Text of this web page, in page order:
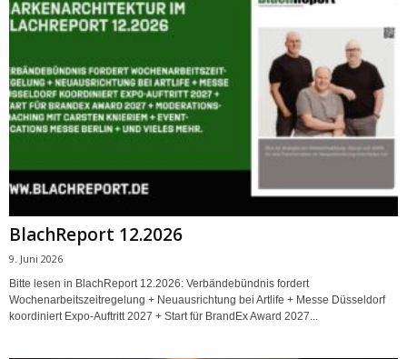
BlachReport 12.2026
9. Juni 2026
Bitte lesen in BlachReport 12.2026: Verbändebündnis fordert
Wochenarbeitszeitregelung + Neuausrichtung bei Artlife + Messe Düsseldorf
koordiniert Expo-Auftritt 2027 + Start für BrandEx Award 2027...